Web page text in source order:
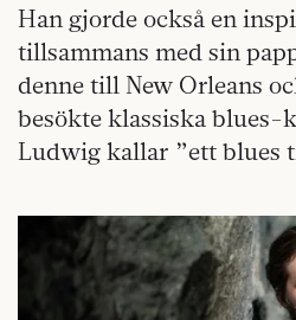
Han gjorde också en
tillsammans med sin
denne till New Orleans
besökte klassiska blues-
Ludwig kallar ”ett blues